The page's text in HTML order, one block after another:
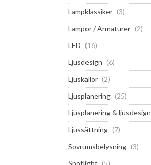
Lampklassiker (3)
Lampor / Armaturer (2)
LED (16)
Ljusdesign (6)
Ljuskällor (2)
Ljusplanering (25)
Ljusplanering & ljusdesign
Ljussättning (7)
Sovrumsbelysning (3)